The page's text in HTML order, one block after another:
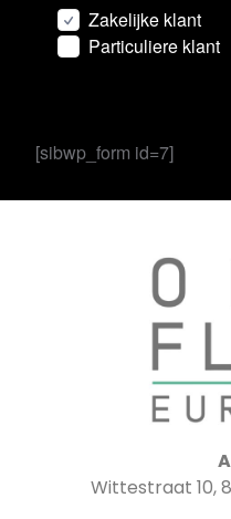
Zakelijke klant
Particuliere klant
[sibwp_form id=7]
Wittestraat 10,